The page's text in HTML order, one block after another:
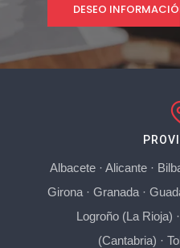
DESEO
Albacete· Alicante·
Girona· Granada·
Logroño (La Rioja) ·
(Cantabria) ·